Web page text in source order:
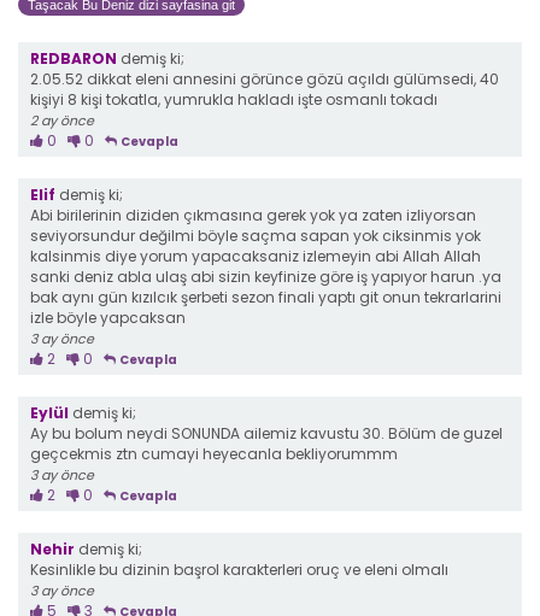
Taşacak Bu Deniz dizi sayfasina git
REDBARON demiş ki;
2.05.52 dikkat eleni annesini görünce gözü açıldı gülümsedi, 40
kişiyi 8 kişi tokatla, yumrukla hakladı işte osmanlı tokadı
2 ay önce
0 0 Cevapla
Elif demiş ki;
Abi birilerinin diziden çıkmasına gerek yok ya zaten izliyorsan
seviyorsundur değilmi böyle saçma sapan yok ciksinmis yok
kalsinmis diye yorum yapacaksaniz izlemeyin abi Allah Allah
sanki deniz abla ulaş abi sizin keyfinize göre iş yapıyor harun .ya
bak aynı gün kızılcık şerbeti sezon finali yaptı git onun tekrarlarini
izle böyle yapcaksan
3 ay önce
2 0 Cevapla
Eylül demiş ki;
Ay bu bolum neydi SONUNDA ailemiz kavustu 30. Bölüm de guzel
geçcekmis ztn cumayi heyecanla bekliyorummm
3 ay önce
2 0 Cevapla
Nehir demiş ki;
Kesinlikle bu dizinin başrol karakterleri oruç ve eleni olmalı
3 ay önce
5 3 Cevapla